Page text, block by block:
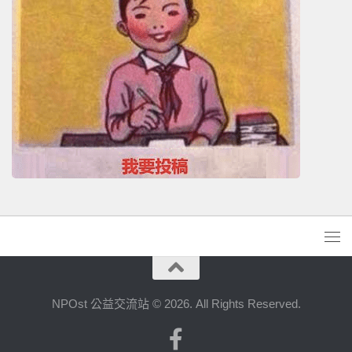
NPOst 公益交流站 © 2026. All Rights Reserved.